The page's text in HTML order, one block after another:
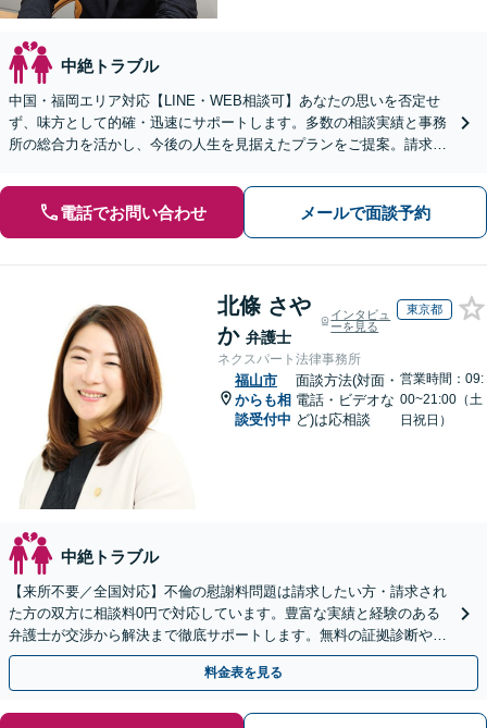
中絶トラブル
中国・福岡エリア対応【LINE・WEB相談可】あなたの思いを否定せ
ず、味方として的確・迅速にサポートします。多数の相談実績と事務
所の総合力を活かし、今後の人生を見据えたプランをご提案。請求す
電話でお問い合わせ メールで面談予約
北條 さや
か 弁護士
インタビュ
ーを見る
東京都
ネクスパート法律事務所
福山市
からも相
談受付中
面談方法(対面・
電話・ビデオな
ど)は応相談
営業時間：09:
00~21:00（土
日祝日）
中絶トラブル
【来所不要／全国対応】不倫の慰謝料問題は請求したい方・請求され
た方の双方に相談料0円で対応しています。豊富な実績と経験のある
弁護士が交渉から解決まで徹底サポートします。無料の証拠診断や着
手金の返還保証もありますので安心してご相談ください。
料金表を見る